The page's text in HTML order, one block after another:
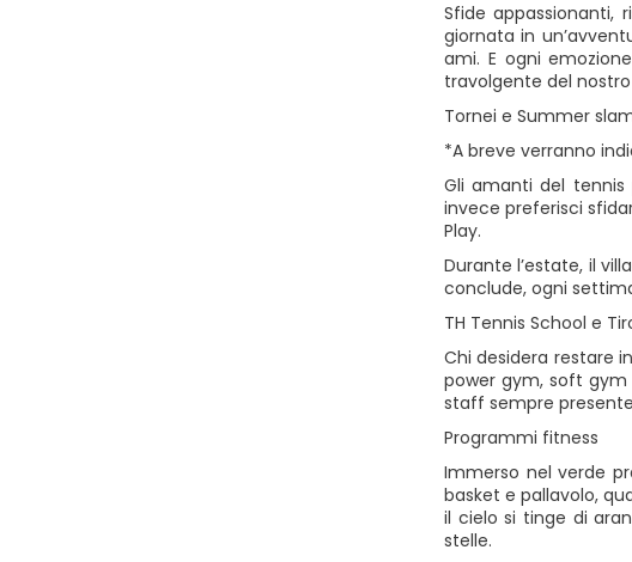
Immerso nel verde
basket e pallavolo,
il cielo si tinge di
stelle.
Programmi fitness
Chi desidera restare
power gym, soft
staff sempre
TH Tennis School e
Durante l’estate, il
conclude, ogni
Gli amanti del tennis
invece preferisci
Play.
*A breve verranno
Tornei e Summer
Sfide appassionanti,
giornata in
ami. E ogni
travolgente del